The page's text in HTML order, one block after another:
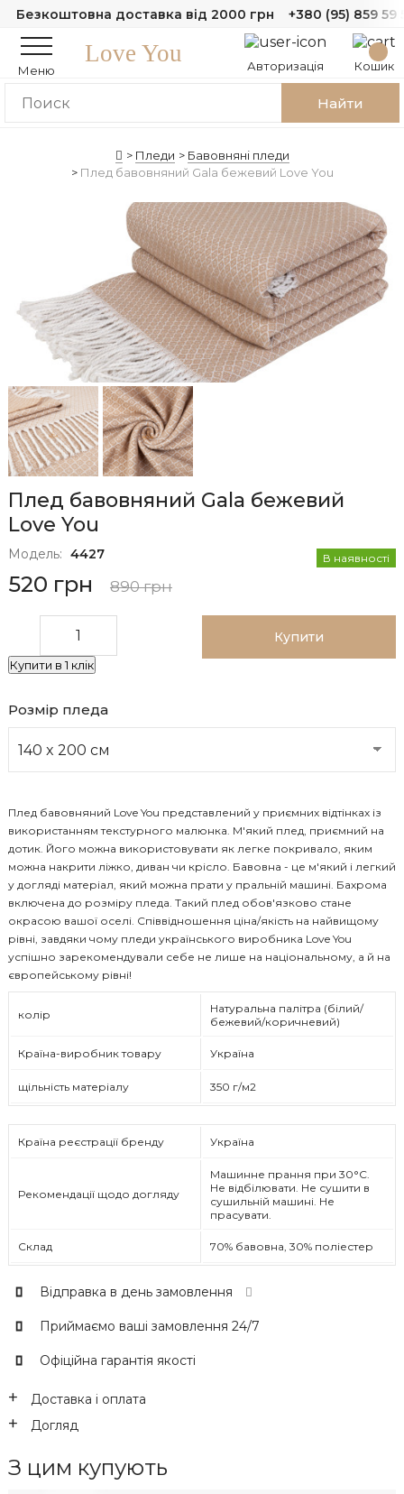
Безкоштовна доставка від 2000 грн +380 (95) 859 59
Меню
Love You Авторизація Кошик
Найти
Пледи
Бавовняні пледи
Плед бавовняний Gala бежевий Love You
Плед бавовняний Gala бежевий
Love You
Модель: 4427 В наявності
520 грн 890 грн
Купити
Купити в 1 клік
Розмір пледа
колір
Натуральна палітра (білий/
бежевий/коричневий)
Країна-виробник товару Україна
щільність матеріалу 350 г/м2
Країна реєстрації бренду Україна
Рекомендації щодо догляду
Машинне прання при 30°C.
Не відбілювати. Не сушити в
сушильній машині. Не
прасувати.
Склад 70% бавовна, 30% поліестер
Відправка в день замовлення
Приймаємо ваші замовлення 24/7
Офіційна гарантія якості
Доставка і оплата
Догляд
Плед бавовняний Love You представлений у приємних відтінках із
використанням текстурного малюнка. М'який плед, приємний на
дотик. Його можна використовувати як легке покривало, яким
можна накрити ліжко, диван чи крісло. Бавовна - це м'який і легкий
у догляді матеріал, який можна прати у пральній машині. Бахрома
включена до розміру пледа. Такий плед обов'язково стане
окрасою вашої оселі. Співвідношення ціна/якість на найвищому
рівні, завдяки чому пледи українського виробника Love You
успішно зарекомендували себе не лише на національному, а й на
європейському рівні!
З цим купують